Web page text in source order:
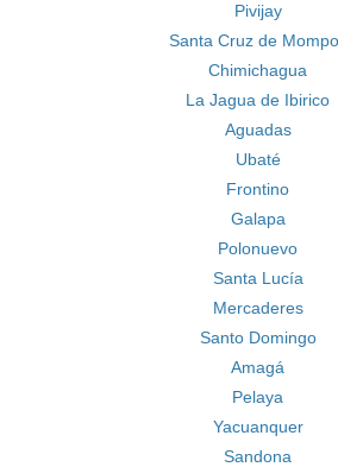
Pivijay
Santa Cruz de
Chimichagua
La Jagua de Ibirico
Aguadas
Ubaté
Frontino
Galapa
Polonuevo
Santa Lucía
Mercaderes
Santo Domingo
Amagá
Pelaya
Yacuanquer
Sandona